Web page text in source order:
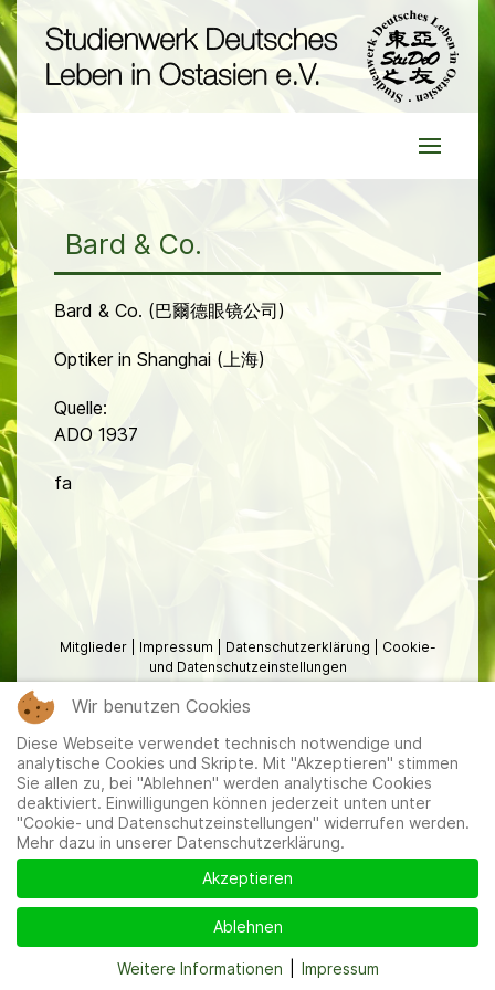
Bard & Co.
Bard & Co. (巴爾德眼镜公司)
Optiker in Shanghai (上海)
Quelle:
ADO 1937
fa
Mitglieder Impressum Datenschutzerklärung
Cookie-
und Datenschutzeinstellungen
Wir benutzen Cookies
Diese Webseite verwendet technisch notwendige und
analytische Cookies und Skripte. Mit "Akzeptieren" stimmen
Sie allen zu, bei "Ablehnen" werden analytische Cookies
deaktiviert. Einwilligungen können jederzeit unten unter
"Cookie- und Datenschutzeinstellungen" widerrufen werden.
Mehr dazu in unserer Datenschutzerklärung.
Akzeptieren
Ablehnen
Weitere Informationen Impressum